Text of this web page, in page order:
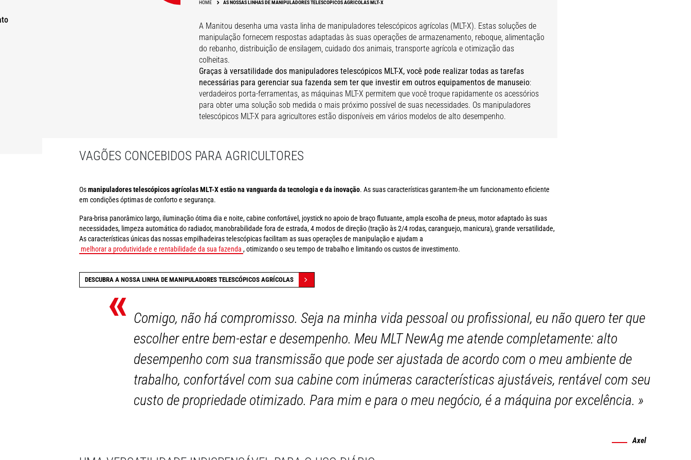
HOME AS NOSSAS LINHAS DE MANIPULADORES TELESCÓPICOS AGRÍCOLAS MLT-X
A Manitou desenha uma vasta linha de manipuladores telescópicos agrícolas (MLT-X). Estas soluções de
manipulação fornecem respostas adaptadas às suas operações de armazenamento, reboque, alimentação
do rebanho, distribuição de ensilagem, cuidado dos animais, transporte agrícola e otimização das
colheitas.
Graças à versatilidade dos manipuladores telescópicos MLT-X, você pode realizar todas as tarefas
necessárias para gerenciar sua fazenda sem ter que investir em outros equipamentos de manuseio:
verdadeiros porta-ferramentas, as máquinas MLT-X permitem que você troque rapidamente os acessórios
para obter uma solução sob medida o mais próximo possível de suas necessidades. Os manipuladores
telescópicos MLT-X para agricultores estão disponíveis em vários modelos de alto desempenho.
VAGÕES CONCEBIDOS PARA AGRICULTORES
Osmanipuladores telescópicos agrícolas MLT-X estão na vanguarda da tecnologia e da inovação. As suas características garantem-lhe um funcionamento eficiente
em condições óptimas de conforto e segurança.
Para-brisa panorâmico largo, iluminação ótima dia e noite, cabine confortável, joystick no apoio de braço flutuante, ampla escolha de pneus, motor adaptado às suas
necessidades, limpeza automática do radiador, manobrabilidade fora de estrada, 4 modos de direção (tração às 2/4 rodas, caranguejo, manicura), grande versatilidade,
As características únicas das nossas empilhadeiras telescópicas facilitam as suas operações de manipulação e ajudam a
melhorar a produtividade e rentabilidade da sua fazenda , otimizando o seu tempo de trabalho e limitando os custos de investimento.
DESCUBRA A NOSSA LINHA DE MANIPULADORES TELESCÓPICOS AGRÍCOLAS
« Comigo, não há compromisso. Seja na minha vida pessoal ou profissional, eu não quero ter que
escolher entre bem-estar e desempenho. Meu MLT NewAg me atende completamente: alto
desempenho com sua transmissão que pode ser ajustada de acordo com o meu ambiente de
trabalho, confortável com sua cabine com inúmeras características ajustáveis, rentável com seu
custo de propriedade otimizado. Para mim e para o meu negócio, é a máquina por excelência.»
Axel